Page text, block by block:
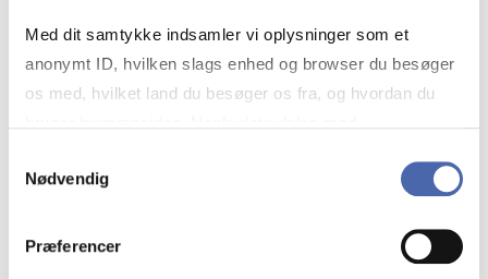
Med dit samtykke indsamler vi oplysninger som et
anonymt ID, hvilken slags enhed og browser du besøger
os med, hvilket land du besøger os fra, og hvordan du
markedsføring. Du bestemmer selv - og kan altid trække
Nødvendig
Præferencer
og pædagogisk udvikling. Porteføljen skal
indeholde et overblik over ansøgerens
tidligere undervisningsresultater og praksis
kompetencer og kernekompetencer, de
ansøgeren gerne vil udvikle, og de